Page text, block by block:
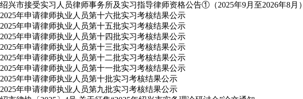
绍兴市接受实习人员律师事务所及实习指导律师资格公告①（2025年9月至2026年8月）
2025年申请律师执业人员第十六批实习考核结果公示
2025年申请律师执业人员第十五批实习考核结果公示
2025年申请律师执业人员第十四批实习考核结果公示
2025年申请律师执业人员第十三批实习考核结果公示
2025年申请律师执业人员第十二批实习考核结果公示
2025年申请律师执业人员第十一批实习考核结果公示
2025年申请律师执业人员第十批实习考核结果公示
2025年申请律师执业人员第九批实习考核结果公示